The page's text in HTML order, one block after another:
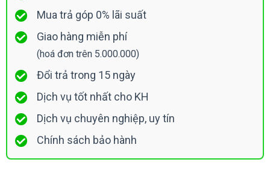
Mua trả góp 0% lãi suất
Giao hàng miễn phí
(hoá đơn trên 5.000.000)
Đổi trả trong 15 ngày
Dịch vụ tốt nhất cho KH
Dịch vụ chuyên nghiệp, uy tín
Chính sách bảo hành